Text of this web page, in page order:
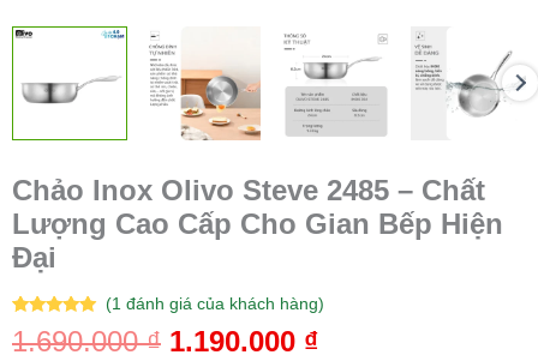
Chảo Inox Olivo Steve 2485 – Chất
Lượng Cao Cấp Cho Gian Bếp Hiện
Đại
5.00trên 5
dựa trên
1
(1đánh giá của khách hàng)
1.690.000₫ 1.190.000 ₫